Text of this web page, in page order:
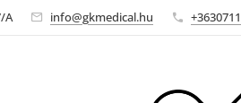
A info@gkmedical.hu